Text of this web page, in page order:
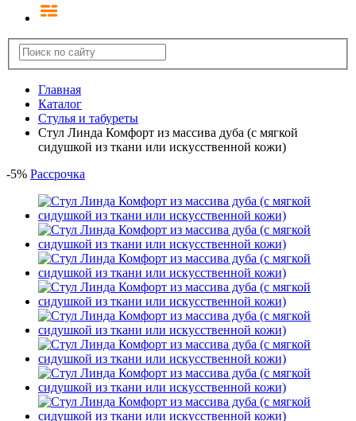
Главная
Каталог
Стулья и табуреты
Стул Линда Комфорт из массива дуба (с мягкой
сидушкой из ткани или искусственной кожи)
-5% Рассрочка